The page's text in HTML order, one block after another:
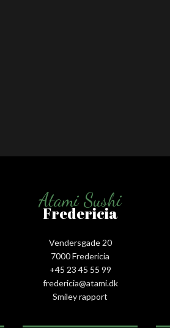
Atami Sushi
Fredericia
Vendersgade 20
7000 Fredericia
+45 23 45 55 99
fredericia@atami.dk
Smiley rapport